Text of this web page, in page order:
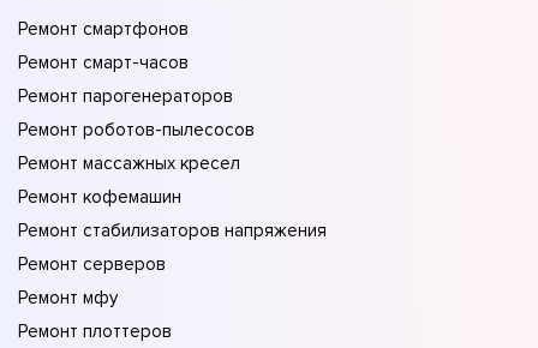
Ремонт смартфонов
Ремонт смарт-часов
Ремонт парогенераторов
Ремонт роботов-пылесосов
Ремонт массажных кресел
Ремонт кофемашин
Ремонт стабилизаторов напряжения
Ремонт серверов
Ремонт мфу
Ремонт плоттеров